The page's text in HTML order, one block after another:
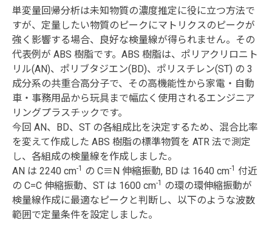
単変量回帰分析は未知物質の濃度推定に役に立つ方法で
すが、定量したい物質のピークにマトリクスのピークが
強く影響する場合、良好な検量線が得られません。その
代表例が ABS 樹脂です。ABS 樹脂は、ポリアクリロニト
リル(AN)、ポリブタジエン(BD)、ポリスチレン(ST) の 3
成分系の共重合高分子で、その高機能性から家電・自動
車・事務用品から玩具まで幅広く使用されるエンジニア
リングプラスチックです。
今回 AN、BD、ST の各組成比を決定するため、混合比率
を変えて作成した ABS 樹脂の標準物質を ATR 法で測定
し、各組成の検量線を作成しました。
AN は 2240 cm-1 の C≡N 伸縮振動, BD は 1640 cm-1 付近
の C=C 伸縮振動、ST は 1600 cm-1
の環の環伸縮振動が
検量線作成に最適なピークと判断し、以下のような波数
範囲で定量条件を設定しました。